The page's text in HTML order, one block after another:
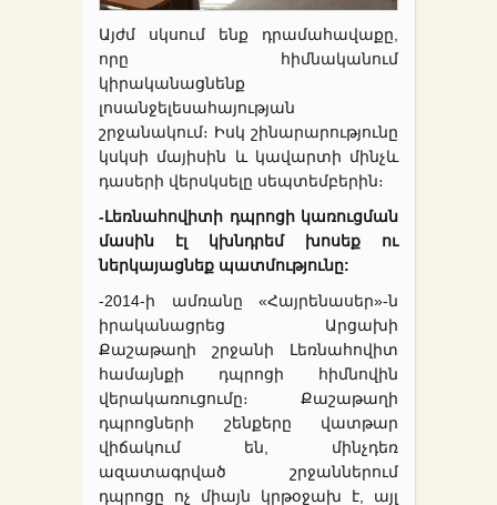
Այժմ սկսում ենք դրամահավաքը,
որը հիմնականում
կիրականացնենք
լոսանջելեսահայության
շրջանակում։ Իսկ շինարարությունը
կսկսի մայիսին և կավարտի մինչև
դասերի վերսկսելը սեպտեմբերին։
-Լեռնահովիտի դպրոցի կառուցման
մասին էլ կխնդրեմ խոսեք ու
ներկայացնեք պատմությունը:
-2014-ի ամռանը «Հայրենասեր»-ն
իրականացրեց Արցախի
Քաշաթաղի շրջանի Լեռնահովիտ
համայնքի դպրոցի հիմնովին
վերակառուցումը։ Քաշաթաղի
դպրոցների շենքերը վատթար
վիճակում են, մինչդեռ
ազատագրված շրջաններում
դպրոցը ոչ միայն կրթօջախ է, այլ